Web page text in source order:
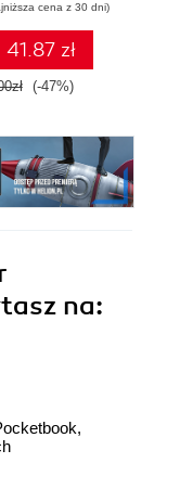
potrzeby
IV
cena z 30 dni)
41.87 zł
(-47%)
na: